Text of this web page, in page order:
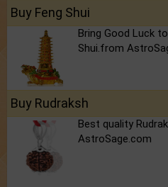
Buy Feng Shui
Bring Good Luck
Shui.from
Buy Rudraksh
Best quality
AstroSage.com